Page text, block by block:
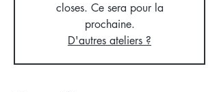
closes. Ce sera pour la
prochaine.
D'autres ateliers ?